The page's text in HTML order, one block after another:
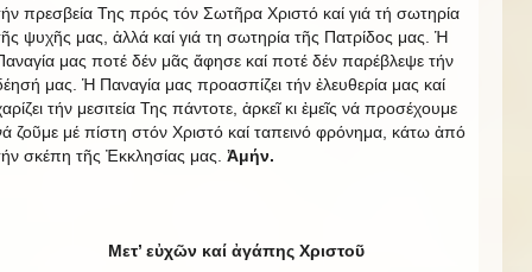
πρεσβεία Της πρός τόν Σωτῆρα Χριστό καί γιά τή σωτηρία
ψυχῆς μας, ἀλλά καί γιά τη σωτηρία τῆς Πατρίδος μας. Ἡ
μας ποτέ δέν μᾶς ἄφησε καί ποτέ δέν παρέβλεψε τήν
μας. Ἡ Παναγία μας προασπίζει τήν ἐλευθερία μας καί
τήν μεσιτεία Της πάντοτε, ἀρκεῖ κι ἐμεῖς νά προσέχουμε
ζοῦμε μέ πίστη στόν Χριστό καί ταπεινό φρόνημα, κάτω ἀπό
σκέπη τῆς Ἐκκλησίας μας. Ἀμήν.
Μετ’ εὐχῶν καί ἀγάπης Χριστοῦ